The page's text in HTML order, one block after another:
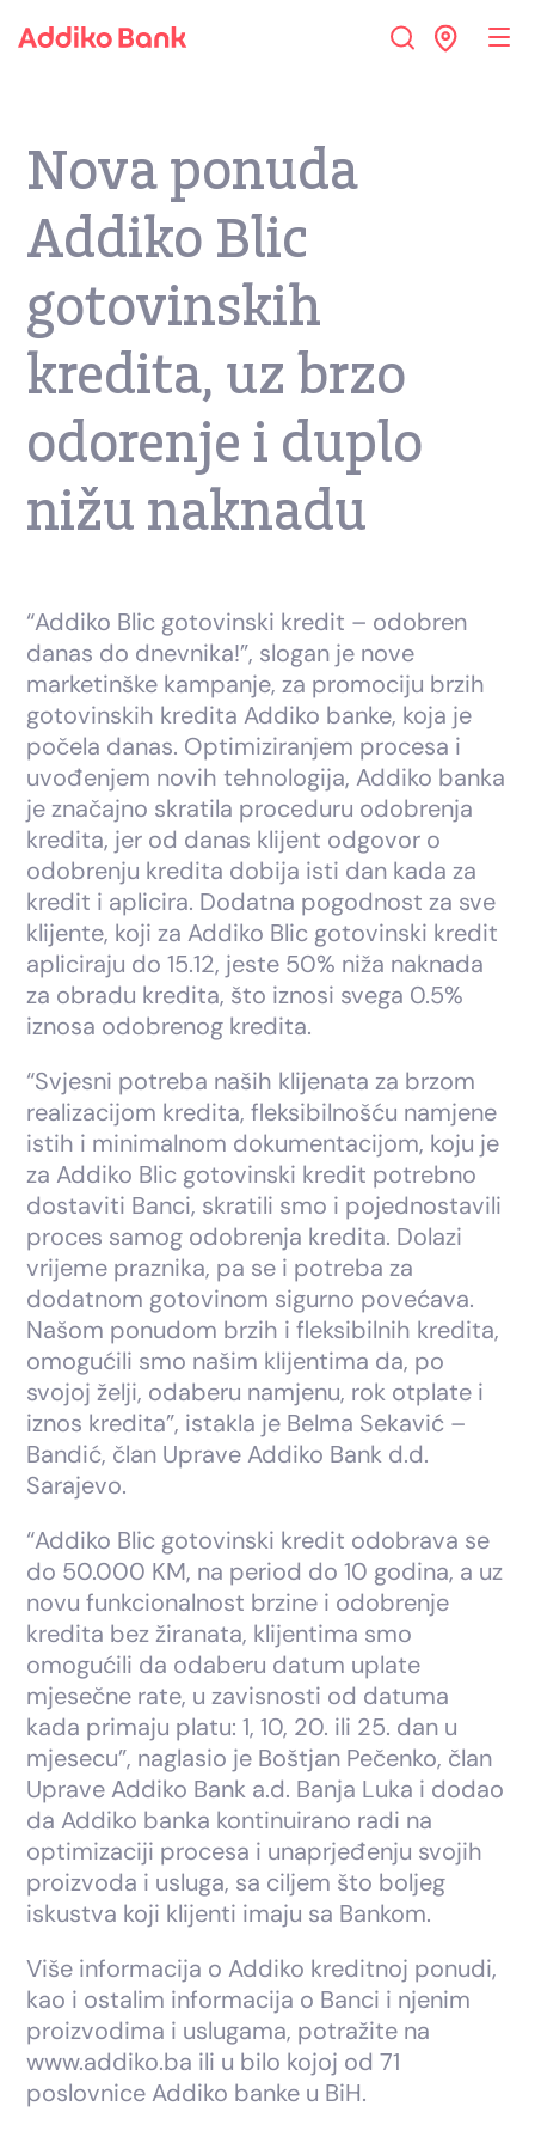
Nova ponuda
Addiko Blic
gotovinskih
kredita, uz brzo
odorenje i duplo
nižu naknadu
“Addiko Blic gotovinski kredit – odobren
danas do dnevnika!”, slogan je nove
marketinške kampanje, za promociju brzih
gotovinskih kredita Addiko banke, koja je
počela danas. Optimiziranjem procesa i
uvođenjem novih tehnologija, Addiko banka
je značajno skratila proceduru odobrenja
kredita, jer od danas klijent odgovor o
odobrenju kredita dobija isti dan kada za
kredit i aplicira. Dodatna pogodnost za sve
klijente, koji za Addiko Blic gotovinski kredit
apliciraju do 15.12, jeste 50% niža naknada
za obradu kredita, što iznosi svega 0.5%
iznosa odobrenog kredita.
“Svjesni potreba naših klijenata za brzom
realizacijom kredita, fleksibilnošću namjene
istih i minimalnom dokumentacijom, koju je
za Addiko Blic gotovinski kredit potrebno
dostaviti Banci, skratili smo i pojednostavili
proces samog odobrenja kredita. Dolazi
vrijeme praznika, pa se i potreba za
dodatnom gotovinom sigurno povećava.
Našom ponudom brzih i fleksibilnih kredita,
omogućili smo našim klijentima da, po
svojoj želji, odaberu namjenu, rok otplate i
iznos kredita”, istakla je Belma Sekavić –
Bandić, član Uprave Addiko Bank d.d.
Sarajevo.
“Addiko Blic gotovinski kredit odobrava se
do 50.000 KM, na period do 10 godina, a uz
novu funkcionalnost brzine i odobrenje
kredita bez žiranata, klijentima smo
omogućili da odaberu datum uplate
mjesečne rate, u zavisnosti od datuma
kada primaju platu: 1, 10, 20. ili 25. dan u
mjesecu”, naglasio je Boštjan Pečenko, član
Uprave Addiko Bank a.d. Banja Luka i dodao
da Addiko banka kontinuirano radi na
optimizaciji procesa i unaprjeđenju svojih
proizvoda i usluga, sa ciljem što boljeg
iskustva koji klijenti imaju sa Bankom.
Više informacija o Addiko kreditnoj ponudi,
kao i ostalim informacija o Banci i njenim
proizvodima i uslugama, potražite na
www.addiko.ba ili u bilo kojoj od 71
poslovnice Addiko banke u BiH.